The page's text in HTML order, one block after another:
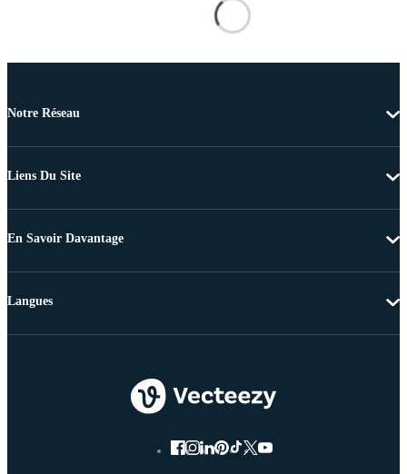
Notre Réseau
Liens Du Site
En Savoir Davantage
Langues